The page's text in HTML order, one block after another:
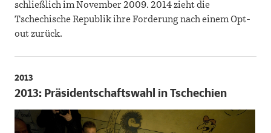
schließlich im November 2009. 2014 zieht die
Tschechische Republik ihre Forderung nach einem Opt-
out zurück.
2013
2013: Präsidentschaftswahl in Tschechien